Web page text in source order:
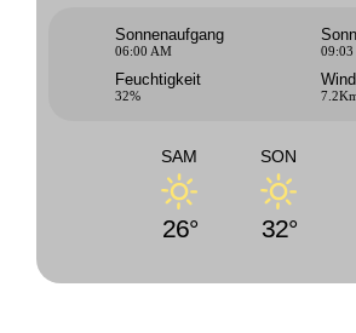
Sonnenaufgang
06:00 AM 09:03
Feuchtigkeit
32%
SAM
26°
SON
32°